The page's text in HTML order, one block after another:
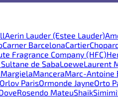
Aerin Lauder (Estee Lauder)
Carner BarcelonaCartier
Fragrance Company (HFC)
Sultane de SabaLoeweLaurent
ManceraMarc-Antoine
Orlov ParisOrmonde JayneOrto
Rosendo MateuShaikSimimi